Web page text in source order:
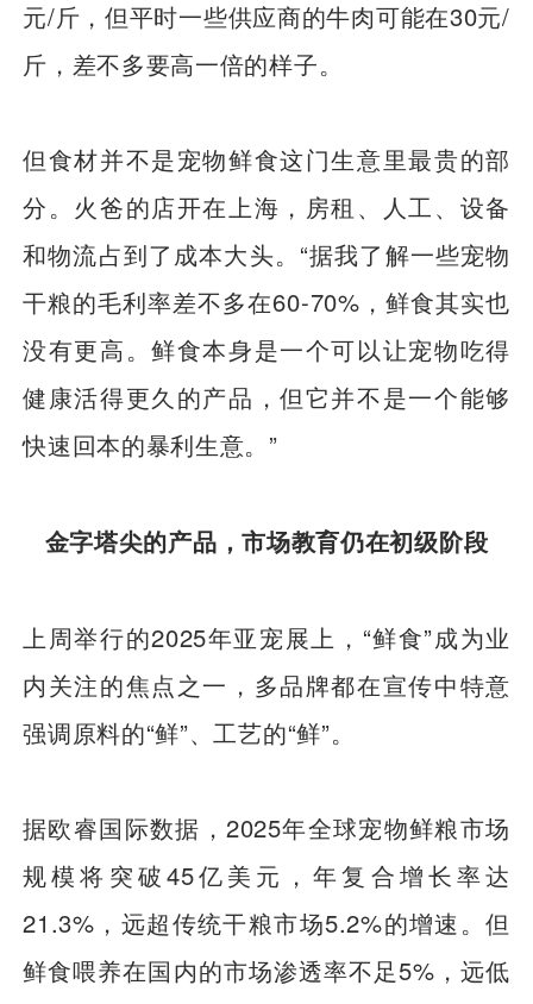
元/斤，但平时一些供应商的牛肉可能在30元/
斤，差不多要高一倍的样子。
但食材并不是宠物鲜食这门生意里最贵的部
分。火爸的店开在上海，房租、人工、设备
和物流占到了成本大头。“据我了解一些宠物
干粮的毛利率差不多在60-70%，鲜食其实也
没有更高。鲜食本身是一个可以让宠物吃得
健康活得更久的产品，但它并不是一个能够
快速回本的暴利生意。”
金字塔尖的产品，市场教育仍在初级阶段
上周举行的2025年亚宠展上，“鲜食”成为业
内关注的焦点之一，多品牌都在宣传中特意
强调原料的“鲜”、工艺的“鲜”。
据欧睿国际数据，2025年全球宠物鲜粮市场
规模将突破45亿美元，年复合增长率达
21.3%，远超传统干粮市场5.2%的增速。但
鲜食喂养在国内的市场渗透率不足5%，远低